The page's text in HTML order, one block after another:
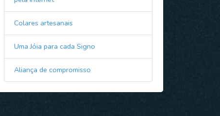
Colares artesanais
Uma Jóia para cada Signo
Aliança de compromisso